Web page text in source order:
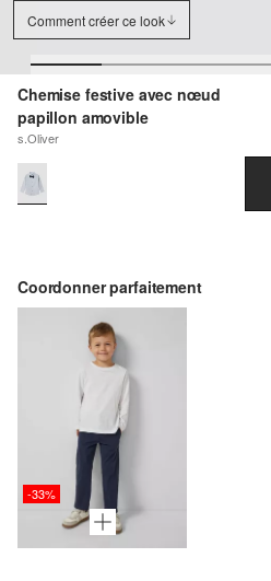
Comment créer ce look
Chemise festive avec nœud
papillon amovible
s.Oliver
Coordonner parfaitement
-33%